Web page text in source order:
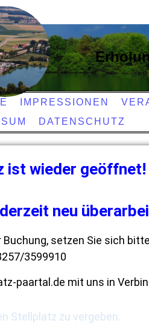
IMPRESSIONEN
DATENSCHUTZ
ist wieder geöffnet!
neu
Buchung, setzen Sie sich
3599910
paartal.de mit uns in
Stellplatz zu vergeben.